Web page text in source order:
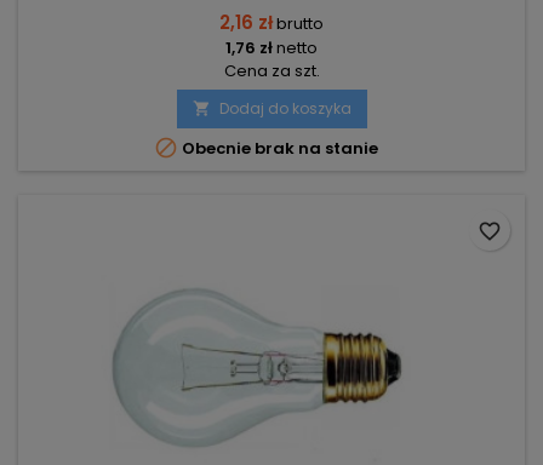
2,16 złbrutto
1,76 złnetto
Cena za szt.
 Dodaj do koszyka
 Obecnie brak na stanie
favorite_border